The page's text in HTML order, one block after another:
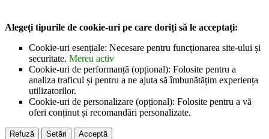
Alegeți tipurile de cookie-uri pe care doriți să le acceptați:
Cookie-uri esențiale: Necesare pentru funcționarea site-ului și
securitate. Mereu activ
Cookie-uri de performanță (opțional): Folosite pentru a
analiza traficul și pentru a ne ajuta să îmbunătățim experiența
utilizatorilor.
Cookie-uri de personalizare (opțional): Folosite pentru a vă
oferi conținut și recomandări personalizate.
Refuză Setări Acceptă